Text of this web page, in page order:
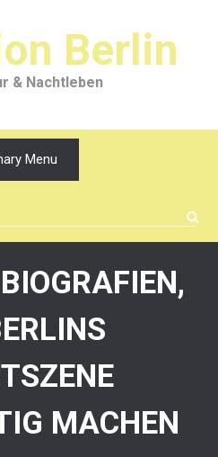
Berlin
& Nachtleben
Menu
MACHEN